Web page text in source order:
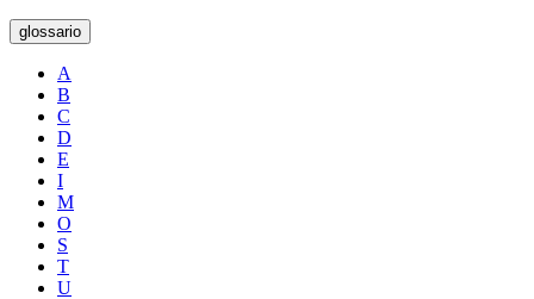
glossario
A
B
C
D
E
I
M
O
S
T
U